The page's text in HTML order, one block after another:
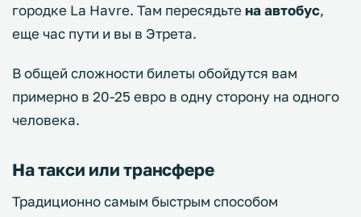
городке La Havre. Там пересядьте на автобус,
еще час пути и вы в Этрета.
В общей сложности билеты обойдутся вам
примерно в 20-25 евро в одну сторону на одного
человека.
На такси или трансфере
Традиционно самым быстрым способом